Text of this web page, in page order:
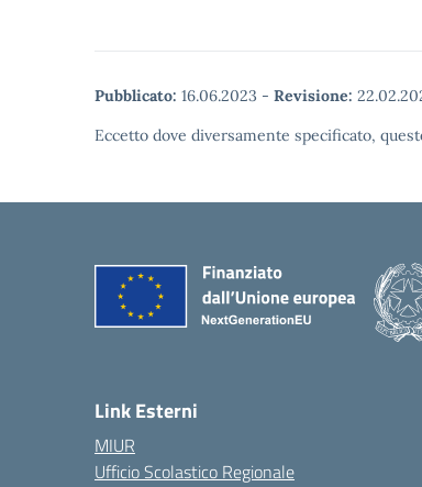
Pubblicato: 16.06.2023 - Revisione:
Eccetto dove diversamente specificato,
Link Esterni
MIUR
Ufficio Scolastico Regionale